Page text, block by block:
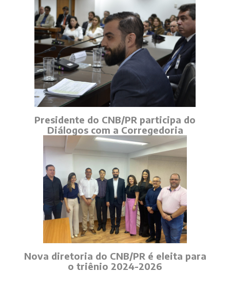
Presidente do CNB/PR participa do
Diálogos com a Corregedoria
Nova diretoria do CNB/PR é eleita para
o triênio 2024-2026